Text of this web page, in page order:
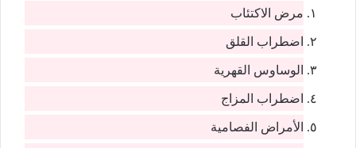
مرض الاكتئاب
اضطراب القلق
الوساوس القهرية
اضطراب المزاج
الأمراض الفصامية